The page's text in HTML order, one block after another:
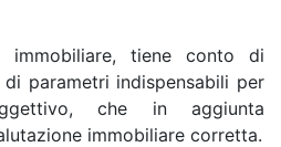
immobiliare, tiene conto di
parametri indispensabili per
che in aggiunta
immobiliare corretta.